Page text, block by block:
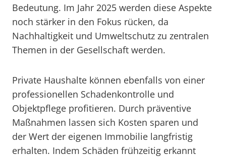
Bedeutung. Im Jahr 2025 werden diese Aspekte
noch stärker in den Fokus rücken, da
Nachhaltigkeit und Umweltschutz zu zentralen
Themen in der Gesellschaft werden.
Private Haushalte können ebenfalls von einer
professionellen Schadenkontrolle und
Objektpflege profitieren. Durch präventive
Maßnahmen lassen sich Kosten sparen und
der Wert der eigenen Immobilie langfristig
erhalten. Indem Schäden frühzeitig erkannt